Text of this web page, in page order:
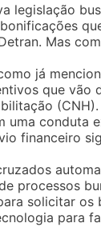
legislação
Mas
já
que vão
uma conduta
financeiro
processos
solicitar os
para